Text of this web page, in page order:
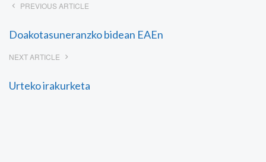
PREVIOUS ARTICLE
Doakotasuneranzko bidean EAEn
NEXT ARTICLE
Urteko irakurketa